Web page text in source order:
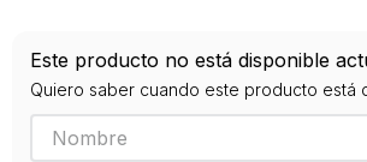
2020
Este producto no está disponible
Quiero saber cuando este producto está